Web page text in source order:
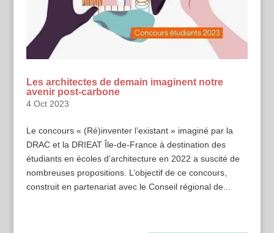
Les architectes de demain imaginent notre
avenir post-carbone
4 Oct 2023
Le concours « (Ré)inventer l’existant » imaginé par la
DRAC et la DRIEAT Île-de-France à destination des
étudiants en écoles d’architecture en 2022 a suscité de
nombreuses propositions. L’objectif de ce concours,
construit en partenariat avec le Conseil régional de...